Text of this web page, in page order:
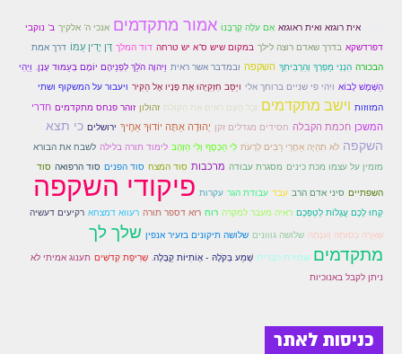
ספר הזוהר – דברים
זוהר ואתחנן למתחילים
זוהר ואתחנן למתקדמים
זוהר עקב מתחילים
זוהר הקדוש עקב למתקדמים
זהר שופטים מתחילים
זהר שופטים מתקדמים
זוהר כי תצא מתחילים
זוהר וילך השקפה
אית רוגזא ואית ראוגזא אִם עֹלָה קָרְבָּנוֹ אמור מתקדמים אנכי ה' אלקיך ב' נוקבי
דפרדשקא בדרך שאדם רוצה לילך במקום שיש ס"א יש טרחה דוד המלך דָּן יָדִין עַמּוֹ דרך אמת
הבכורה הִנְנִי מַפְרְךָ וְהִרְבִּיתִךָ השקפה ובמדבר אשר ראית וַיהוָה הֹלֵךְ לִפְנֵיהֶם יוֹמָם בְּעַמּוּד עָנָן. וַיְהִי
הַשֶּׁמֶשׁ לָבוֹא ויהי פי שניים ברוחך אלי ויַּסֵּב חִזְקִיָּהוּ אֶת פָּנָיו אֶל הַקִּיר ויעבור על המשקוף ושתי
המזוזות וישב מתקדמים וְכָל הָעָם רֹאִים אֶת הַקּוֹלֹת זהולון זוהר פנחס מתקדמים חדרי
המשכן חכמת הקבלה חסידים מגדלים זקן יְהוּדָה אַתָּה יוֹדוּךָ אַחֶיךָ ירושלים כי תצא
השקפה לֹא תִהְיֶה אַחֲרֵי רַבִּים לְרָעֹת לִי הַכֶּסֶף וְלִי הַזָּהָב לימוד תורה בלילה לשבח את הבורא
מזמין על עצמו מכת כינים מסגרת עבודה מרכבות סוד המצח סוד הפנים סוד הרפואה סוד
השפתיים סיני אדם הרב עבד עבודת הגר עקרות פיקודי השקפה
קְחוּ לָכֶם עֲגָלוֹת לְטַפְּכֶם ראיה מעבר למקרה רוח רזא דספר תורה רעווא דמצחא רקיעים דעשיה
שְׁאֵרָהּ כְּסוּתָהּ וְעֹנָתָהּ שלושה גווונים שלושה תיקונים בזעיר אנפין שלך לך
מתקדמים שמירת הברית שְׁמַע בְּקֹלָהּ - אְוֹתִיּוֹת קַבָּלָה. שְרִיפָת קְדשִּׁים תענוג אמיתי לא
ניתן לקבל באנוכיות
כניסות לאתר